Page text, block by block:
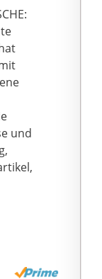
cm).
auf
und
und